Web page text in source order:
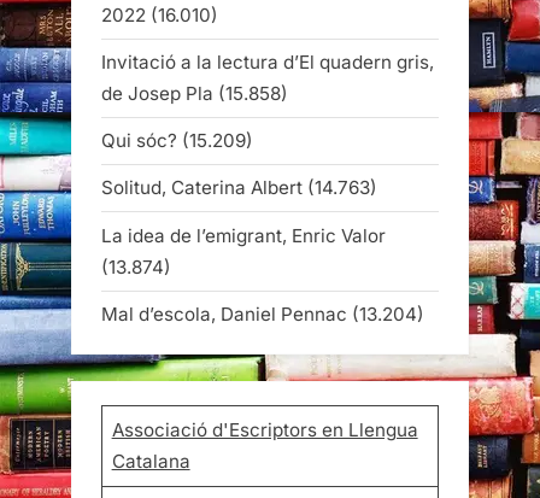
2022 (16.010)
Invitació a la lectura d’El quadern gris,
de Josep Pla (15.858)
Qui sóc? (15.209)
Solitud, Caterina Albert (14.763)
La idea de l’emigrant, Enric Valor
(13.874)
Mal d’escola, Daniel Pennac (13.204)
Associació d'Escriptors en Llengua
Catalana